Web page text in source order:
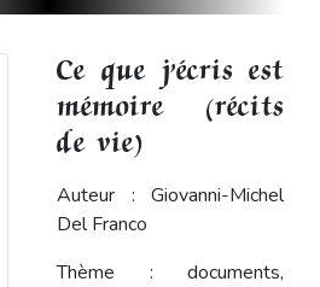
Ce que j’écris est
mémoire (récits
de vie)
Auteur : Giovanni-Michel
Del Franco
Thème : documents,